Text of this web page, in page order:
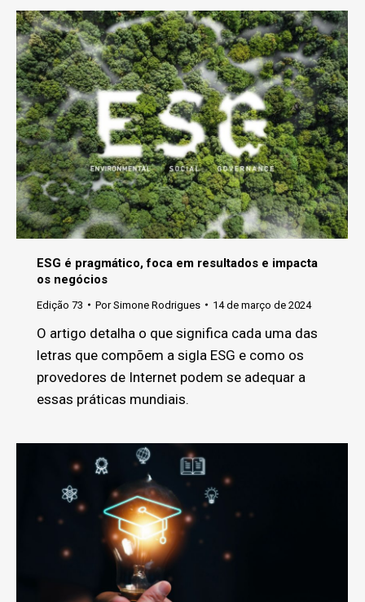
ESG é pragmático, foca em resultados e impacta
os negócios
Edição 73 PorSimone Rodrigues 14 de março de 2024
O artigo detalha o que significa cada uma das
letras que compõem a sigla ESG e como os
provedores de Internet podem se adequar a
essas práticas mundiais.